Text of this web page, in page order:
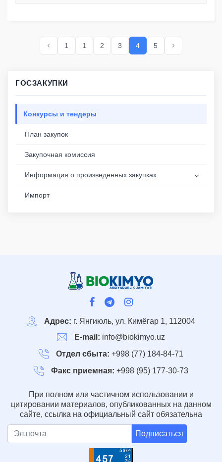
1 1 2 3 4 5
ГОСЗАКУПКИ
Конкурсы и тендеры
План закупок
Закупочная комиссия
Информация о произведенных закупках
Импорт
Адрес: г. Янгиюль, ул. Кимёгар 1, 112004
E-mail: info@biokimyo.uz
Отдел сбыта: +998 (77) 184-84-71
Факс приемная: +998 (95) 177-30-73
При полном или частичном использовании и
цитировании материалов, опубликованных на данном
сайте, ссылка на официальный сайт обязательна
Подписаться